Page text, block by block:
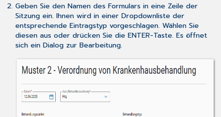
Geben Sie den Namen des Formulars in eine Zeile der
Sitzung ein. Ihnen wird in einer Dropdownliste der
entsprechende Eintragstyp vorgeschlagen. Wählen Sie
diesen aus oder drücken Sie die ENTER-Taste. Es öffnet
sich ein Dialog zur Bearbeitung.